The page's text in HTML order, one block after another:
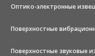
Оптико-электронные
Поверхностные
Поверхностные звуковые